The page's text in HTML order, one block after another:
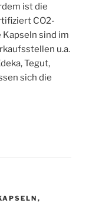
ist die
CO2-
Kapseln sind im
u.a.
Tegut,
sich die
,